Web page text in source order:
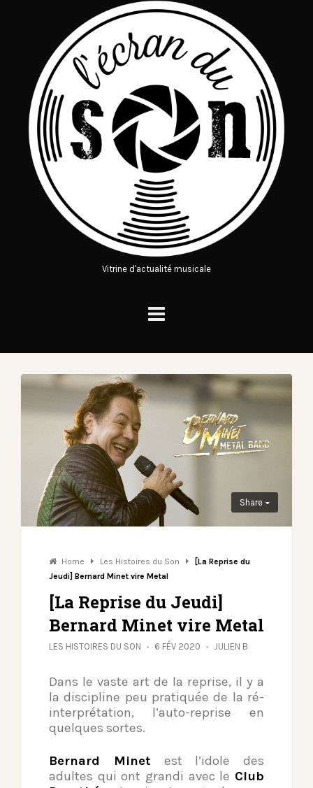
Vitrine d'actualité musicale
Share
Home Les Histoires du Son
[La Reprise du
Jeudi] Bernard Minet vire Metal
[La Reprise du Jeudi]
Bernard Minet vire Metal
LES HISTOIRES DU SON 6 FÉV 2020 JULIEN B
Dans le vaste art de la reprise, il y a
la discipline peu pratiquée de la ré-
interprétation, l’auto-reprise en
quelques sortes.
Bernard Minet est l’idole des
adultes qui ont grandi avec le Club